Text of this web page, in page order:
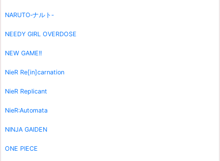
NARUTO‐ナルト‐
NEEDY GIRL OVERDOSE
NEW GAME!!
NieR Re[in]carnation
NieR Replicant
NieR:Automata
NINJA GAIDEN
ONE PIECE